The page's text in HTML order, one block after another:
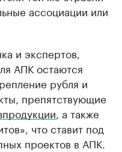
ассоциации или
и экспертов,
АПК остаются
рубля и
препятствующие
, а также
что ставит под
проектов в АПК.